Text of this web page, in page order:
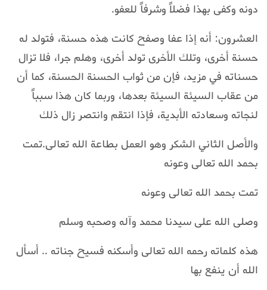
دونه وكفى بهذا فضلاً وشرفاً للعفو.
العشرون: أنه إذا عفا وصفح كانت هذه حسنة، فتولد له
حسنة أخرى، وتلك الأخرى تولد أخرى، وهلم جرا، فلا تزال
حسناته في مزيد، فإن من ثواب الحسنة الحسنة، كما أن
من عقاب السيئة السيئة بعدها، وربما كان هذا سبباً
لنجاته وسعادته الأبدية، فإذا انتقم وانتصر زال ذلك
والأصل الثاني الشكر وهو العمل بطاعة الله تعالى.تمت
بحمد الله تعالى وعونه
تمت بحمد الله تعالى وعونه
وصلى الله على سيدنا محمد وآله وصحبه وسلم
هذه كلماته رحمه الله تعالى وأسكنه فسيح جناته .. أسأل
الله أن ينفع بها